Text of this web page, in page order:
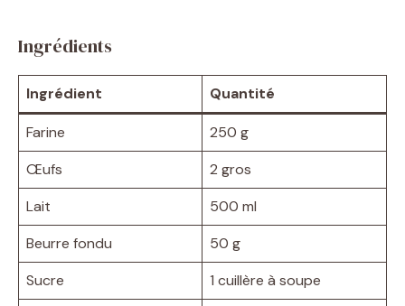
Ingrédients
Ingrédient Quantité
Farine
250 g
Œufs
2 gros
Lait
500 ml
Beurre fondu
50 g
Sucre
1 cuillère à soupe